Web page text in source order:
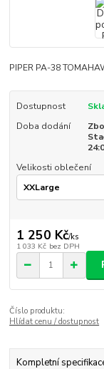
PIPER PA-38
Dostupnost
Doba dodání
Velikosti oblečení
1 250 Kč/ks
1 033 Kč bez DPH
Číslo produktu:
Hlídat cenu / dostupnost
Kompletní